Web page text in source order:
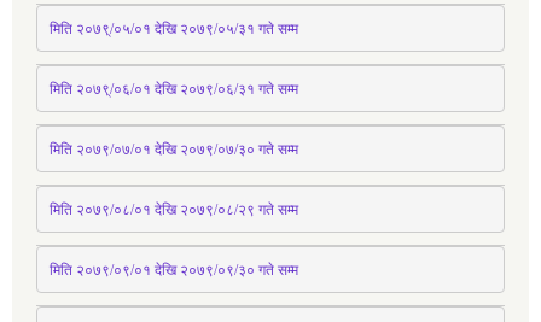
मिति २०७९्/०५/०१ देखि २०७९/०५/३१ गते सम्म
मिति २०७९्/०६/०१ देखि २०७९/०६/३१ गते सम्म
मिति २०७९/०७/०१ देखि २०७९/०७/३० गते सम्म
मिति २०७९/०८/०१ देखि २०७९/०८/२९ गते सम्म
मिति २०७९/०९/०१ देखि २०७९/०९/३० गते सम्म